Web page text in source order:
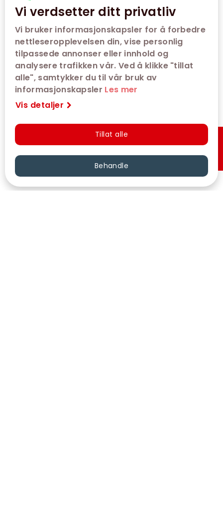
Vi verdsetter ditt privatliv
Vi bruker informasjonskapsler for å forbedre
nettleseropplevelsen din, vise personlig
tilpassede annonser eller innhold og
analysere trafikken vår. Ved å klikke "tillat
alle", samtykker du til vår bruk av
informasjonskapsler Les mer
Vis detaljer
Tillat alle
Behandle Hurtigkjøp